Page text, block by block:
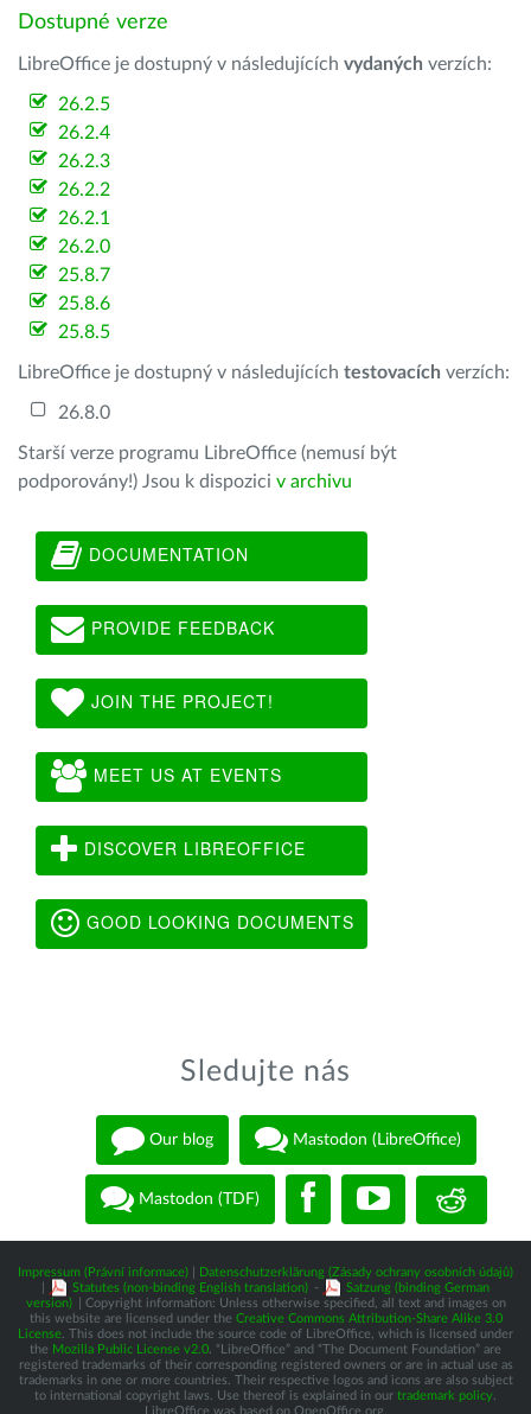
Dostupné verze
LibreOffice je dostupný v následujících vydaných verzích:
26.2.5
26.2.4
26.2.3
26.2.2
26.2.1
26.2.0
25.8.7
25.8.6
25.8.5
LibreOffice je dostupný v následujících testovacích verzích:
26.8.0
Starší verze programu LibreOffice (nemusí být
podporovány!) Jsou k dispozici v archivu
DOCUMENTATION
PROVIDE FEEDBACK
JOIN THE PROJECT!
MEET US AT EVENTS
DISCOVER LIBREOFFICE
GOOD LOOKING DOCUMENTS
Sledujte nás
Our blog Mastodon (LibreOffice)
Mastodon (TDF)
Impressum (Právní informace)
Datenschutzerklärung (Zásady ochrany osobních údajů)
Statutes (non-binding English translation) -
Satzung (binding German
version)
| Copyright information: Unless otherwise specified, all text and images on
this website are licensed under the Creative Commons Attribution-Share Alike 3.0
License . This does not include the source code of LibreOffice, which is licensed under
the Mozilla Public License v2.0 . “LibreOffice” and “The Document Foundation” are
registered trademarks of their corresponding registered owners or are in actual use as
trademarks in one or more countries. Their respective logos and icons are also subject
to international copyright laws. Use thereof is explained in our trademark policy
LibreOffice was based on OpenOffice.org.